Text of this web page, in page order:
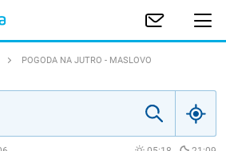
POGODA NA JUTRO - MASLOVO